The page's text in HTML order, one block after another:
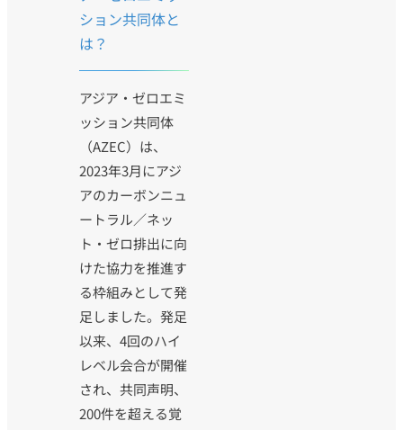
ション共同体と
は？
アジア・ゼロエミ
ッション共同体
（AZEC）は、
2023年3月にアジ
アのカーボンニュ
ートラル／ネッ
ト・ゼロ排出に向
けた協力を推進す
る枠組みとして発
足しました。発足
以来、4回のハイ
レベル会合が開催
され、共同声明、
200件を超える覚